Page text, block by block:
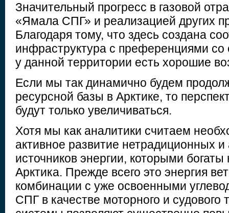
Значительный прогресс в газовой
«Ямала СПГ» и реализацией других
Благодаря тому, что здесь создана
инфраструктура с преференциями со
у данной территории есть хорошие
Если мы так динамично будем
ресурсной базы в Арктике, то
будут только увеличиваться.
Хотя мы как аналитики считаем
активное развитие нетрадиционных
источников энергии, которыми
Арктика. Прежде всего это энергия
комбинации с уже освоенными
СПГ в качестве моторного и судового